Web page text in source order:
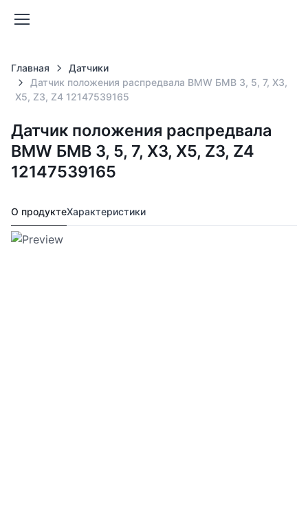
Главная
Датчики
Датчик положения распредвала BMW БМВ 3, 5, 7, X3,
X5, Z3, Z4 12147539165
Датчик положения распредвала
BMW БМВ 3, 5, 7, X3, X5, Z3, Z4
12147539165
О продуктеХарактеристики